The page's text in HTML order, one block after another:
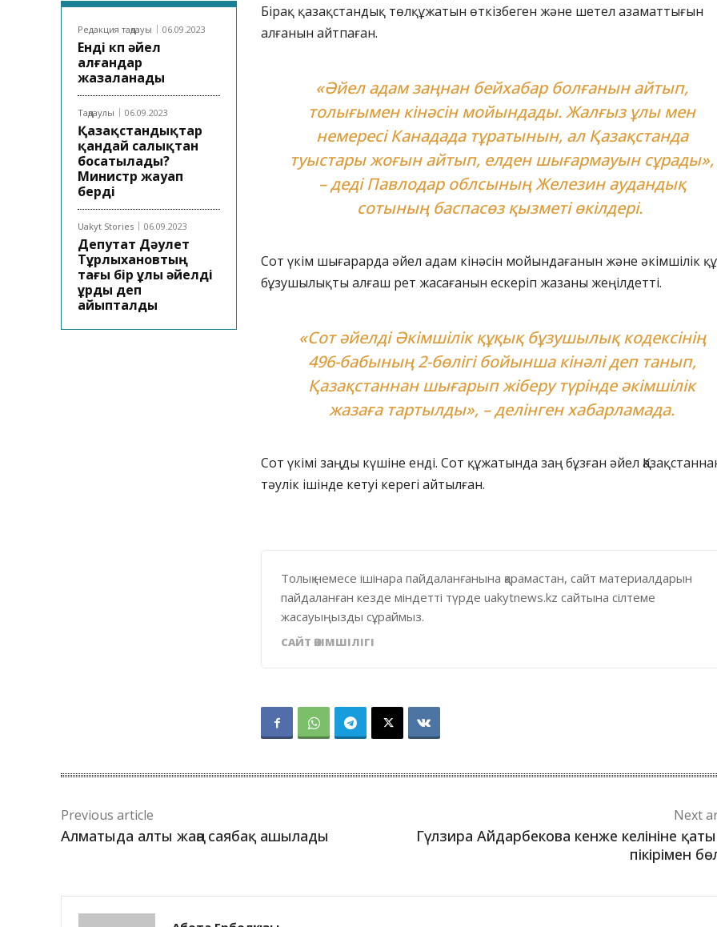
Редакция таңдауы 06.09.2023
Енді көп әйел
алғандар
жазаланады
Таңдаулы 06.09.2023
Қазақстандықтар
қандай салықтан
босатылады?
Министр жауап
берді
Uakyt Stories 06.09.2023
Депутат Дәулет
Тұрлыхановтың
тағы бір ұлы әйелді
ұрды деп
айыпталды
Бірақ қазақстандық төлқұжатын өткізбеген және шетел азаматтығын
алғанын айтпаған.
«Әйел адам заңнан бейхабар болғанын айтып,
толығымен кінәсін мойындады. Жалғыз ұлы мен
немересі Канадада тұратынын, ал Қазақстанда
туыстары жоғын айтып, елден шығармауын сұрады»,
– деді Павлодар облсының Железин аудандық
сотының баспасөз қызметі өкілдері.
Сот үкім шығарарда әйел адам кінәсін мойындағанын және әкімшілік
бұзушылықты алғаш рет жасағанын ескеріп жазаны жеңілдетті.
«Сот әйелді Әкімшілік құқық бұзушылық кодексінің
496-бабының 2-бөлігі бойынша кінәлі деп танып,
Қазақстаннан шығарып жіберу түрінде әкімшілік
жазаға тартылды», – делінген хабарламада.
Сот үкімі заңды күшіне енді. Сот құжатында заң бұзған әйел
тәулік ішінде кетуі керегі айтылған.
Толық немесе ішінара пайдаланғанына қарамастан, сайт материалдарын
пайдаланған кезде міндетті түрде uakytnews.kz сайтына сілтеме
жасауыңызды сұраймыз.
САЙТ ӘКІМШІЛІГІ
Previous article
Алматыда алты жаңа саябақ ашылады
Next
Гүлзира Айдарбекова кенже келініне
пікірімен